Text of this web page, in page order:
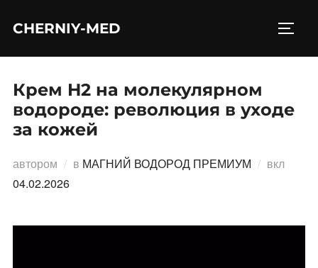
CHERNIY-MED
Крем H2 на молекулярном
водороде: революция в уходе
за кожей
автором в МАГНИЙ ВОДОРОД ПРЕМИУМ вкл
04.02.2026